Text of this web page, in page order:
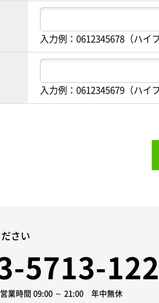
入力例：0612345678（ハイ
入力例：0612345679（ハイ
さい
5713-
営業時間 09:00 ～ 21:00 年中無休